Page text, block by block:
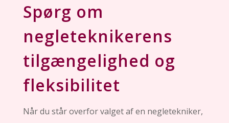
Spørg om
negleteknikerens
tilgængelighed og
fleksibilitet
Når du står overfor valget af en negletekniker,